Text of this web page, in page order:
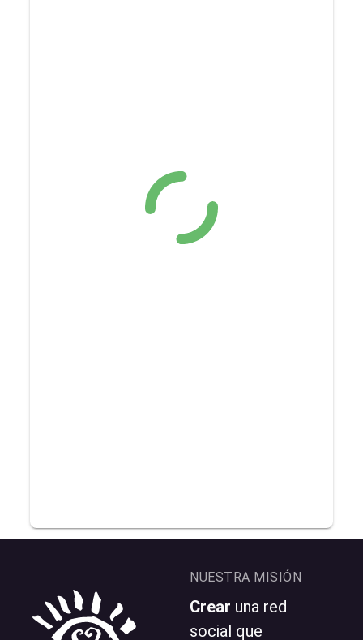
NUESTRA MISIÓN
Crear una red
social que